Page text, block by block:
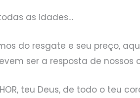
as idades…
do resgate e seu preço,
ser a resposta de nossos
teu Deus, de todo o teu